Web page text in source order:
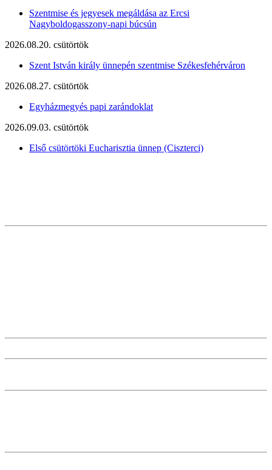
Szentmise és jegyesek megáldása az Ercsi
Nagyboldogasszony-napi búcsún
2026.08.20. csütörtök
Szent István király ünnepén szentmise Székesfehérváron
2026.08.27. csütörtök
Egyházmegyés papi zarándoklat
2026.09.03. csütörtök
Első csütörtöki Eucharisztia ünnep (Ciszterci)